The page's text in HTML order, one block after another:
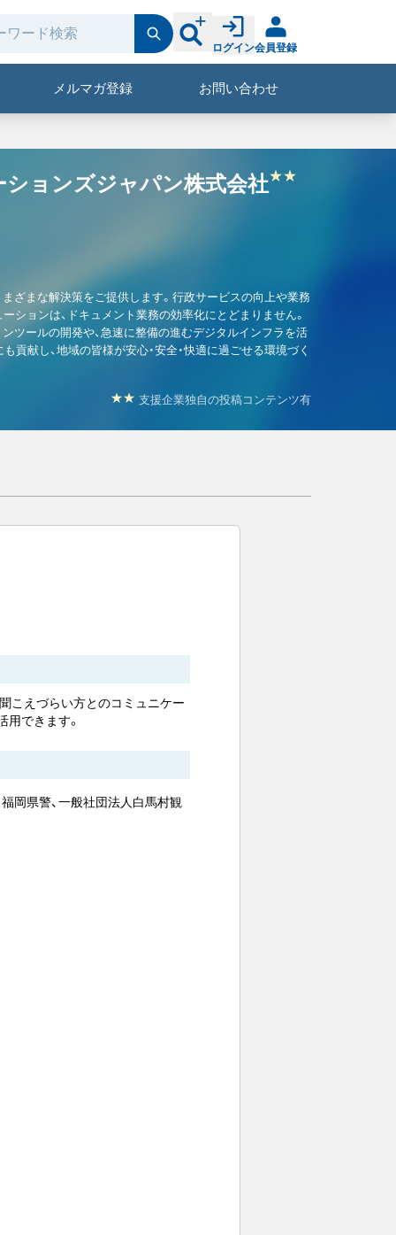
ログイン会員登録
メルマガ登録 お問い合わせ
ョンズジャパン株式会社
ざまな解決策をご提供します。行政サービスの向上や業務
ションは、ドキュメント業務の効率化にとどまりません。
ツールの開発や、急速に整備の進むデジタルインフラを活
献し、地域の皆様が安心・安全・快適に過ごせる環境づく
支援企業独自の投稿コンテンツ有
こえづらい方とのコミュニケー
できます。
岡県警、一般社団法人白馬村観